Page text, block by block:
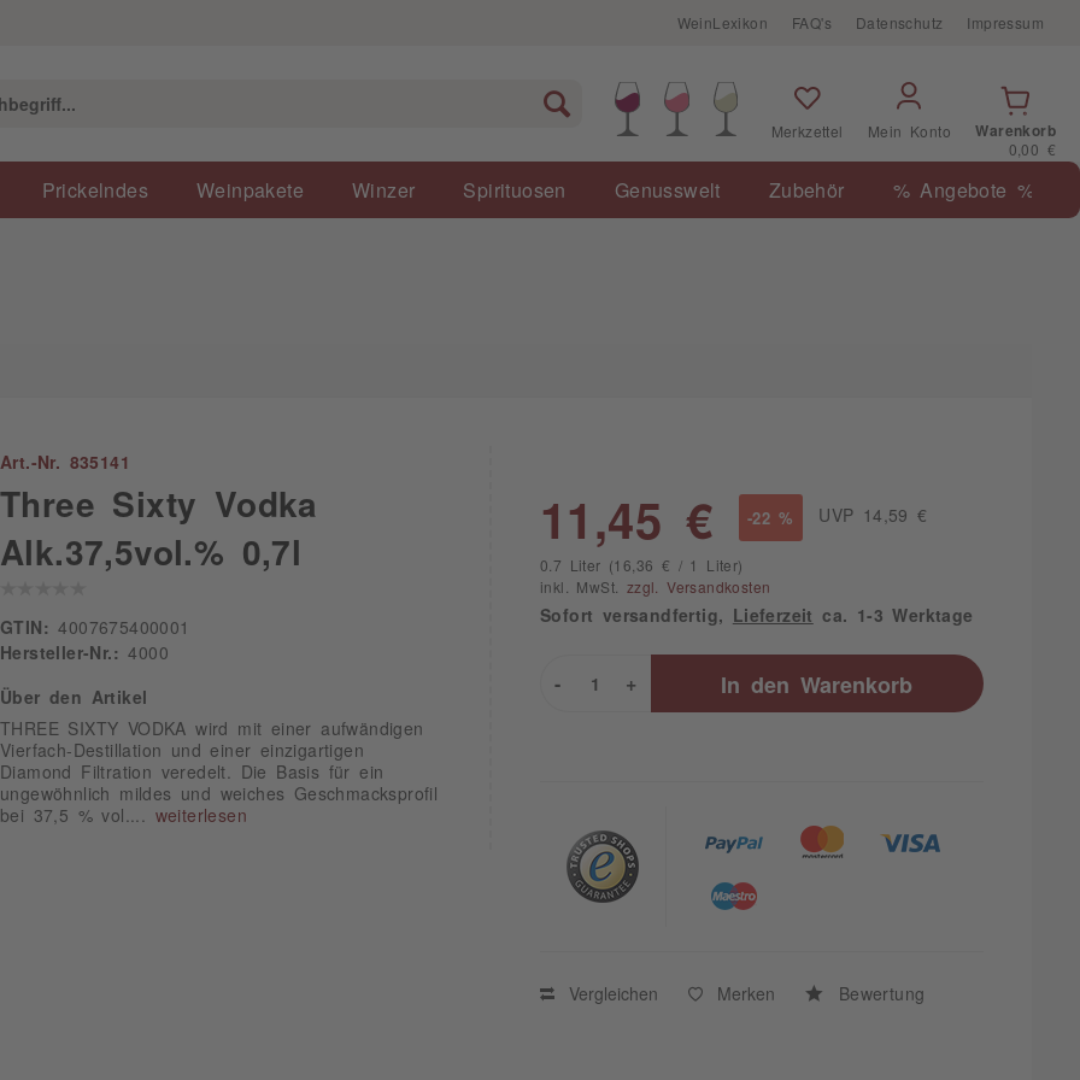
WeinLexikon FAQ's Datenschutz Impressum
Merkzettel Mein Konto
Warenkorb
0,00 €
Prickelndes Weinpakete Winzer Spirituosen Genusswelt Zubehör % Angebote %
Art.-Nr. 835141
Three Sixty Vodka
Alk.37,5vol.% 0,7l
GTIN:
4007675400001
Hersteller-Nr.:
4000
Über den Artikel
THREE SIXTY VODKA wird mit einer aufwändigen
Vierfach-Destillation und einer einzigartigen
Diamond Filtration veredelt. Die Basis für ein
ungewöhnlich mildes und weiches Geschmacksprofil
bei 37,5 % vol.... weiterlesen
11,45 € -22 % UVP 14,59 €
0.7 Liter (16,36 € / 1 Liter)
inkl. MwSt. zzgl. Versandkosten
Sofort versandfertig, Lieferzeit ca. 1-3 Werktage
+
- In den Warenkorb
Vergleichen Merken Bewertung